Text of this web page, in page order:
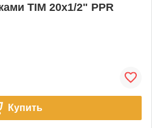
TIM 20х1/2" PPR
Купить